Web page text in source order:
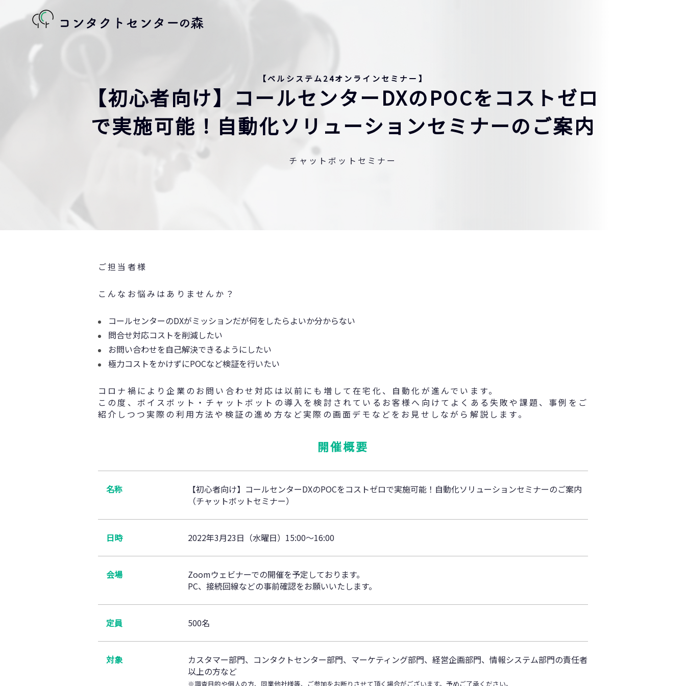
【ベルシステム24オンラインセミナー】
【初心者向け】コールセンターDXのPOCをコストゼロ
で実施可能！自動化ソリューションセミナーのご案内
チャットボットセミナー
ご担当者様
こんなお悩みはありませんか？
コールセンターのDXがミッションだが何をしたらよいか分からない
問合せ対応コストを削減したい
お問い合わせを自己解決できるようにしたい
極力コストをかけずにPOCなど検証を行いたい
コロナ禍により企業のお問い合わせ対応は以前にも増して在宅化、自動化が進んでいます。
この度、ボイスボット・チャットボットの導入を検討されているお客様へ向けてよくある失敗や課題、事例をご
紹介しつつ実際の利用方法や検証の進め方など実際の画面デモなどをお見せしながら解説します。
開催概要
名称
【初心者向け】コールセンターDXのPOCをコストゼロで実施可能！自動化ソリューションセミナーのご案内
（チャットボットセミナー）
日時 2022年3月23日（水曜日）15:00～16:00
会場
Zoomウェビナーでの開催を予定しております。
PC、接続回線などの事前確認をお願いいたします。
定員 500名
対象
カスタマー部門、コンタクトセンター部門、マーケティング部門、経営企画部門、情報システム部門の責任者
以上の方など
※調査目的や個人の方、同業他社様等、ご参加をお断りさせて頂く場合がございます。予めご了承ください。